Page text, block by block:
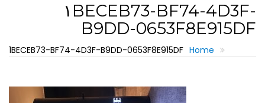
۱BECEB73-BF74-4D3F-
B9DD-0653F8E915DF
Home
1BECEB73-BF74-4D3F-B9DD-0653F8E915DF